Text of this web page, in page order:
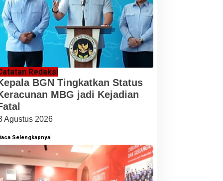
Redaksi
BGN Tingkatkan Status
MBG jadi Kejadian
Agustus 2026
Selengkapnya